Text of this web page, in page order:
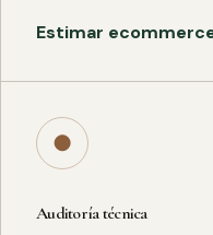
Estimar
●
Auditoría técnica